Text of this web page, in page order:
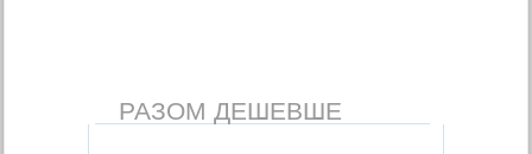
РАЗОМ ДЕШЕВШЕ